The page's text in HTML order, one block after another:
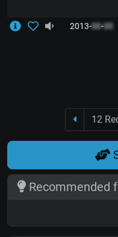
2013-00-00
12
Recommended